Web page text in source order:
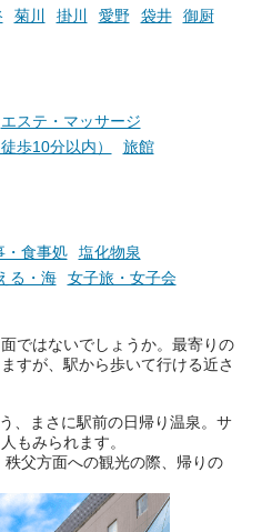
そんな心のつぶやきを、湯あが
ニフティ温泉の「占いベンチ」
とができるサービスです。
おふろパス会員様なら、この特
別なひとときを「毎月10分無
料」でご利用いただけます。
菊川 掛川 愛野 袋井
御厨
エステ・マッサージ
歩10分以内）
旅館
・食事処
塩化物泉
る・海 女子旅・女子会
ではないでしょうか。最寄りの
すが、駅から歩いて行ける近さ
、まさに駅前の日帰り温泉。サ
もみられます。
父方面への観光の際、帰りの